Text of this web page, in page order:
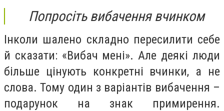
Попросіть вибачення вчинком
Інколи шалено складно пересилити себе
й сказати: «Вибач мені». Але деякі люди
більше цінують конкретні вчинки, а не
слова. Тому один з варіантів вибачення –
подарунок на знак примирення.